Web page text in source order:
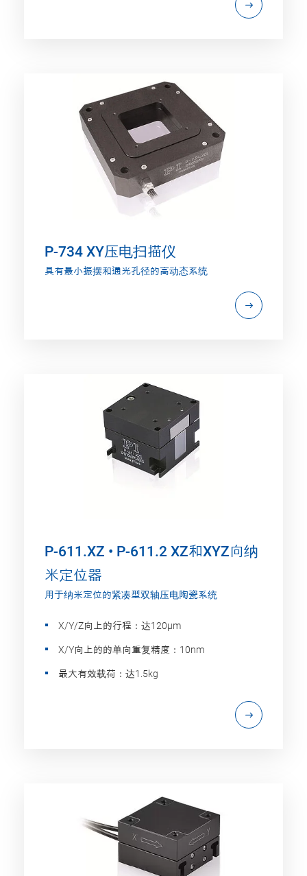
P-734 XY压电扫描仪
具有最小振摆和通光孔径的高动态系统
P-611.XZ • P-611.2 XZ和XYZ向纳
米定位器
用于纳米定位的紧凑型双轴压电陶瓷系统
X/Y/Z向上的行程：达120µm
X/Y向上的的单向重复精度：10nm
最大有效载荷：达1.5kg